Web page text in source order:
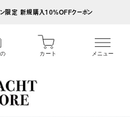
限定 新規購入10%OFFクーポン
カート メニュー